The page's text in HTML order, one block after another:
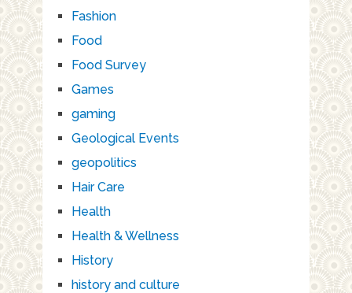
Fashion
Food
Food Survey
Games
gaming
Geological Events
geopolitics
Hair Care
Health
Health & Wellness
History
history and culture